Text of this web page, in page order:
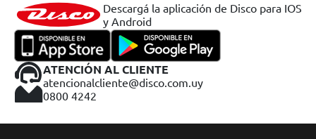
Descargá la aplicación de Disco para IOS
y Android
ATENCIÓN AL CLIENTE
atencionalcliente@disco.com.uy
0800 4242